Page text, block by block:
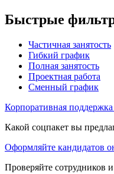
Быстрые
Частичная занятость
Гибкий график
Полная занятость
Проектная работа
Сменный график
Корпоративная поддержка
Какой соцпакет вы
Оформляйте кандидатов
Проверяйте сотрудников